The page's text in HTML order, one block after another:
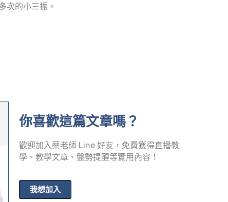
次的小三振。
你喜歡這篇文章嗎？
歡迎加入蔡老師 Line 好友，免費獲得直播教
學、教學文章、盤勢提醒等實用內容！
我想加入